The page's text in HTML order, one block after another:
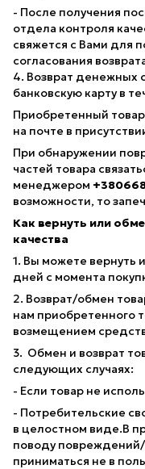
- После получения
отдела контроля
свяжется с Вами для
согласования
4. Возврат денежных
банковскую карту в
Приобретенный
на почте в
При обнаружении
частей товара
менеджером
возможности, то
Как вернуть или
качества
1. Вы можете вернуть
дней с момента
2. Возврат/обмен
нам приобретенного
возмещением
3. Обмен и возврат
следующих случаях:
- Если товар не
- Потребительские
в целостном виде.В
поводу
приниматься не в